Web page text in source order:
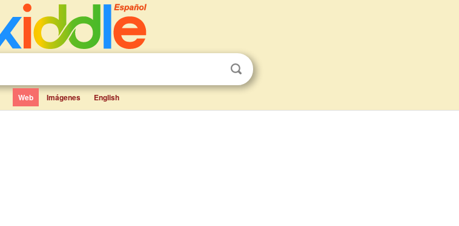
Web Imágenes English